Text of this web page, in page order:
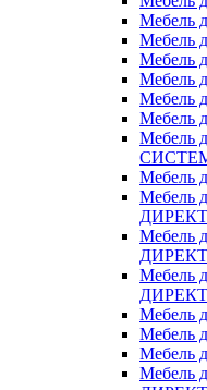
Мебель
Мебель
Мебель
Мебель
Мебель
Мебель
Мебель
Мебель
Мебель
Мебель
Мебель
Мебель
Мебель
Мебель
Мебель